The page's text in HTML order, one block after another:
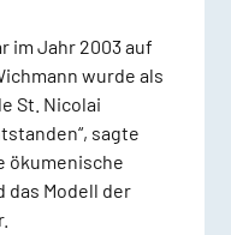
im Jahr 2003 auf
wurde als
St. Nicolai
sagte
ökumenische
das Modell der